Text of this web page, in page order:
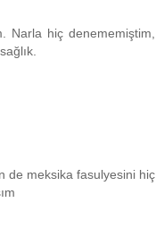
Narla hiç denememiştim,
de meksika fasulyesini hiç